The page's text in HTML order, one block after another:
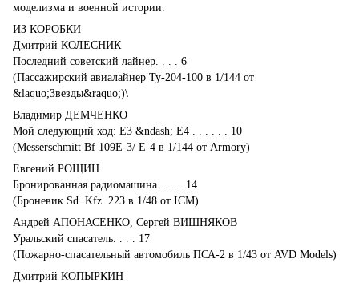
моделизма и военной истории.
ИЗ КОРОБКИ
Дмитрий КОЛЕСНИК
Последний советский лайнер. . . . 6
(Пассажирский авиалайнер Ту-204-100 в 1/144 от
&laquo;Звезды&raquo;)\
Владимир ДЕМЧЕНКО
Мой следующий ход: Е3 &ndash; Е4 . . . . . . 10
(Messerschmitt Bf 109E-3/ E-4 в 1/144 от Armory)
Евгений РОЩИН
Бронированная радиомашина . . . . 14
(Броневик Sd. Kfz. 223 в 1/48 от ICM)
Андрей АПОНАСЕНКО, Сергей ВИШНЯКОВ
Уральский спасатель. . . . 17
(Пожарно-спасательный автомобиль ПСА-2 в 1/43 от AVD Models)
Дмитрий КОПЫРКИН